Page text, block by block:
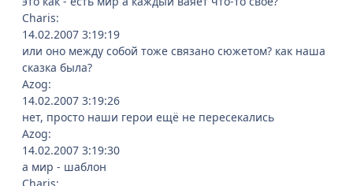
Charis:
14.02.2007 3:19:19
или оно между собой тоже связано сюжетом? как наша
сказка была?
Azog:
14.02.2007 3:19:26
нет, просто наши герои ещё не пересекались
Azog:
14.02.2007 3:19:30
а мир - шаблон